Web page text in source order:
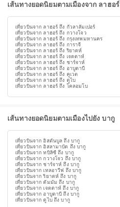
เส้นทางยอดนิยมตามเมืองจาก ลาฮอร์
เที่ยวบินจาก ลาฮอร์ ถึง กัวลาลัมเปอร์
เที่ยวบินจาก ลาฮอร์ ถึง กวางโจว
เที่ยวบินจาก ลาฮอร์ ถึง กรุงเทพมหานคร
เที่ยวบินจาก ลาฮอร์ ถึง การาจี
เที่ยวบินจาก ลาฮอร์ ถึง ริยาดห์
เที่ยวบินจาก ลาฮอร์ ถึง เจดดาห์
เที่ยวบินจาก ลาฮอร์ ถึง ชาร์จาห์
เที่ยวบินจาก ลาฮอร์ ถึง อาบูดาบี
เที่ยวบินจาก ลาฮอร์ ถึง คูเวต
เที่ยวบินจาก ลาฮอร์ ถึง ดูไบ
เที่ยวบินจาก ลาฮอร์ ถึง โคลอมโบ
เส้นทางยอดนิยมตามเมืองไปยัง บากู
เที่ยวบินจาก อิสตันบูล ถึง บากู
เที่ยวบินจาก อิสลามาบัด ถึง บากู
เที่ยวบินจาก ทบิลิซี ถึง บากู
เที่ยวบินจาก กวางโจว ถึง บากู
เที่ยวบินจาก ชาร์จาห์ ถึง บากู
เที่ยวบินจาก เทลอาวีฟ ถึง บากู
เที่ยวบินจาก ริยาดห์ ถึง บากู
เที่ยวบินจาก ดัมมัม ถึง บากู
เที่ยวบินจาก เจดดาห์ ถึง บากู
เที่ยวบินจาก อาบูดาบี ถึง บากู
เที่ยวบินจาก ดูไบ ถึง บากู